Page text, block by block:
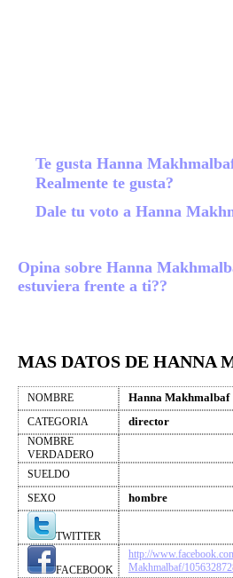
Te gusta Hanna
Realmente te gusta?
Dale tu voto a Hanna
Opina sobre Hanna
estuviera frente a ti??
MAS DATOS DE HANNA
NOMBRE Hanna Makhmalbaf
CATEGORIA director
NOMBRE
VERDADERO
SUELDO
SEXO
hombre
TWITTER
FACEBOOK
http://
Makhmalbaf/